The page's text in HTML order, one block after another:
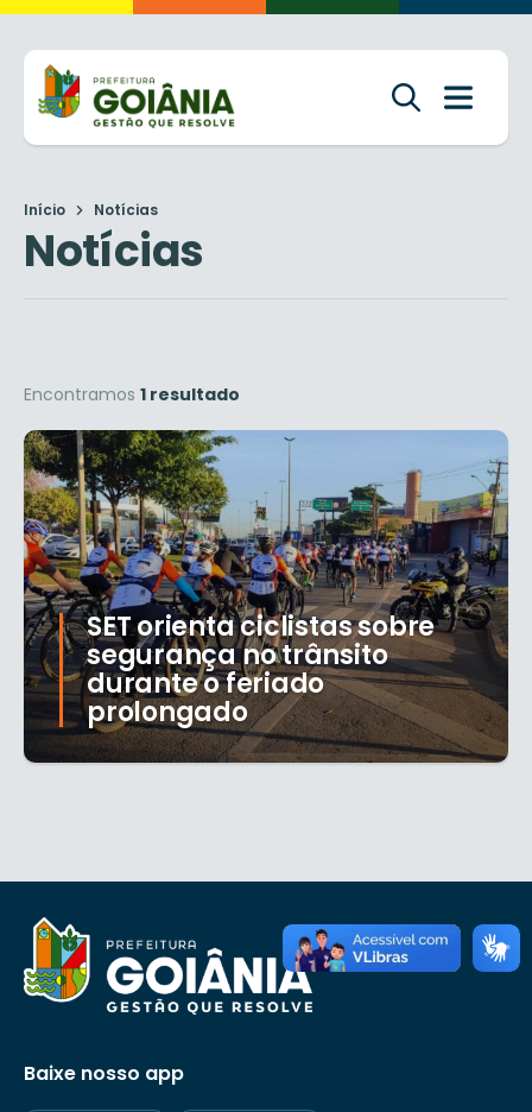
Início Notícias
Notícias
Encontramos 1 resultado
SET orienta ciclistas sobre
segurança no trânsito
durante o feriado
prolongado
Baixe nosso app